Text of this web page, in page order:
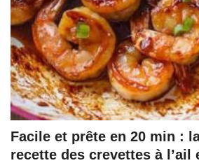
Facile et prête en 20 min :
recette des crevettes à l’ail